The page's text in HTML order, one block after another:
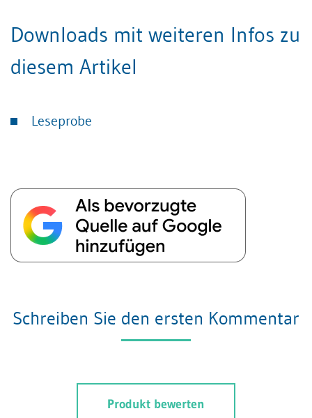
Downloads mit weiteren Infos zu
diesem Artikel
Leseprobe
Schreiben Sie den ersten Kommentar
Produkt bewerten